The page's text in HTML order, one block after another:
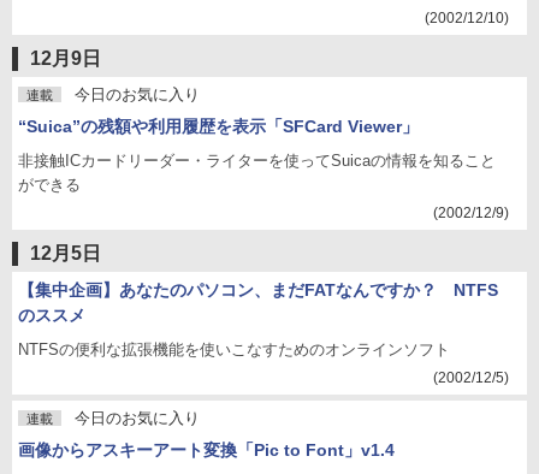
(2002/12/10)
12月9日
連載 今日のお気に入り
“Suica”の残額や利用履歴を表示「SFCard Viewer」
非接触ICカードリーダー・ライターを使ってSuicaの情報を知ること
ができる
(2002/12/9)
12月5日
【集中企画】あなたのパソコン、まだFATなんですか？ NTFS
のススメ
NTFSの便利な拡張機能を使いこなすためのオンラインソフト
(2002/12/5)
連載 今日のお気に入り
画像からアスキーアート変換「Pic to Font」v1.4